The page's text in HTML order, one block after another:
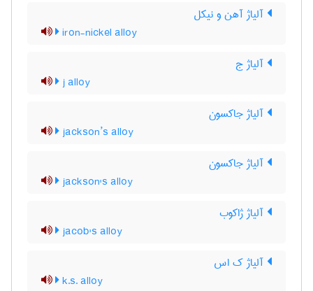
آلیاژ آهن و نیکل
iron-nickel alloy
آلیاژ ج
j alloy
آلیاژ جاکسون
jackson’s alloy
آلیاژ جاکسون
jackson's alloy
آلیاژ ژاکوب
jacob's alloy
آلیاژ ک اس
k.s. alloy